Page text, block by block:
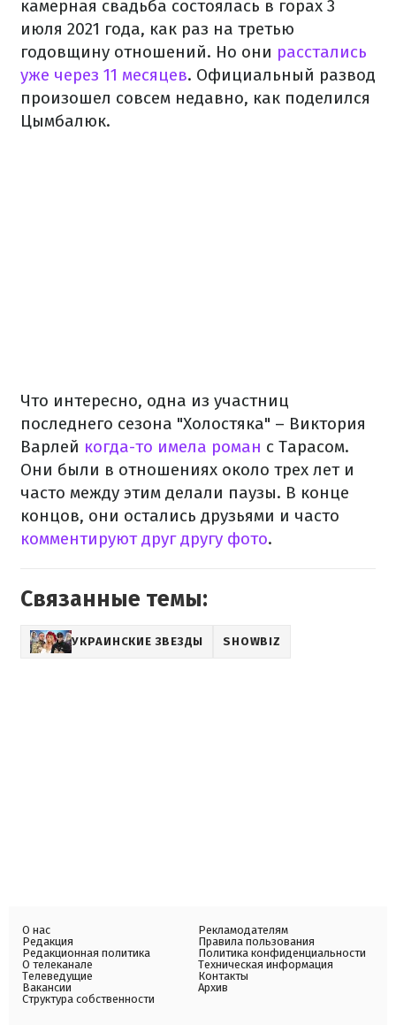
камерная свадьба состоялась в горах 3
июля 2021 года, как раз на третью
годовщину отношений. Но они расстались
уже через 11 месяцев. Официальный развод
произошел совсем недавно, как поделился
Цымбалюк.
Что интересно, одна из участниц
последнего сезона "Холостяка" – Виктория
Варлей когда-то имела роман с Тарасом.
Они были в отношениях около трех лет и
часто между этим делали паузы. В конце
концов, они остались друзьями и часто
комментируют друг другу фото.
Связанные темы:
УКРАИНСКИЕ ЗВЕЗДЫ SHOWBIZ
О нас
Редакция
Редакционная политика
О телеканале
Телеведущие
Вакансии
Структура собственности
Рекламодателям
Правила пользования
Политика конфиденциальности
Техническая информация
Контакты
Архив